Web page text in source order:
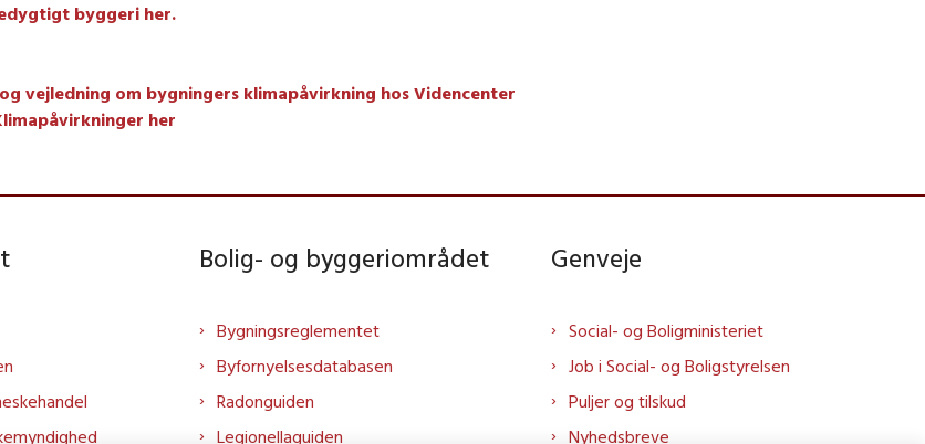
byggeri her.
vejledning om bygningers klimapåvirkning hos Videncenter
her
Bolig- og byggeriområdet
Bygningsreglementet
Byfornyelsesdatabasen
Radonguiden
Legionellaguiden
Genveje
Social- og Boligministeriet
Job i Social- og Boligstyrelsen
Puljer og tilskud
Nyhedsbreve